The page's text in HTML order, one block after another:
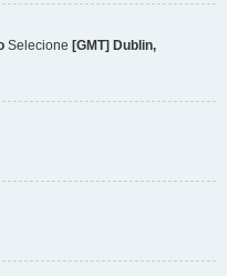
Selecione [GMT] Dublin,